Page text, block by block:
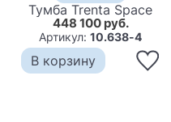
Тумба Trenta Space
448 100 руб.
Артикул:10.638-4
В корзину